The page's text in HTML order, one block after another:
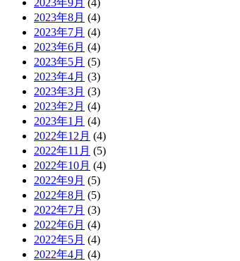
2023年8月 (4)
2023年7月 (4)
2023年6月 (4)
2023年5月 (5)
2023年4月 (3)
2023年3月 (3)
2023年2月 (4)
2023年1月 (4)
2022年12月 (4)
2022年11月 (5)
2022年10月 (4)
2022年9月 (5)
2022年8月 (5)
2022年7月 (3)
2022年6月 (4)
2022年5月 (4)
2022年4月 (4)